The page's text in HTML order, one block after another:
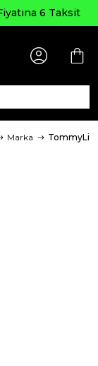
Marka TommyLife